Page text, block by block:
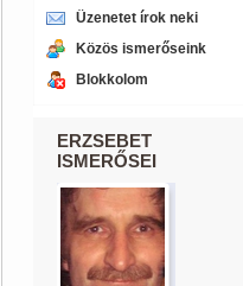
Üzenetet írok neki
Közös ismerőseink
Blokkolom
ERZSEBET
ISMERŐSEI